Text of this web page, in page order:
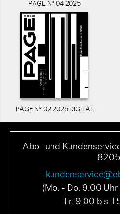
PAGE N° 04 2025
PAGE N° 02 2025 DIGITAL
Abo- und
8205
(Mo. - Do. 9.00
Fr. 9.00 bis